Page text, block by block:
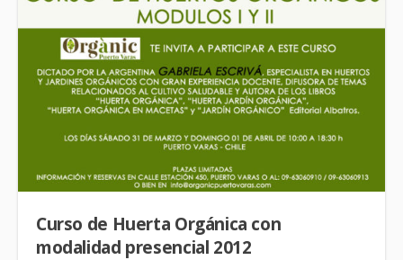
Curso de Huerta Orgánica con
modalidad presencial 2012